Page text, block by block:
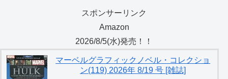
スポンサーリンク
Amazon
2026/8/5(水)発売！！
マーベルグラフィックノベル・コレクショ
ン(119) 2026年 8/19 号 [雑誌]